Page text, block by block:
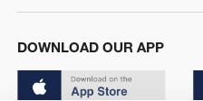
DOWNLOAD OUR APP